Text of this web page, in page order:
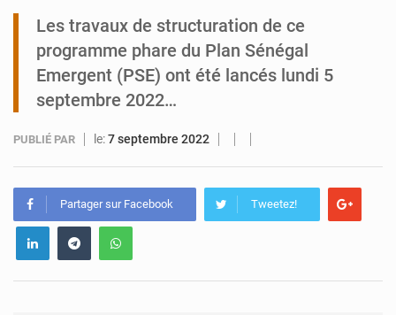
Les travaux de structuration de ce
programme phare du Plan Sénégal
Emergent (PSE) ont été lancés lundi 5
septembre 2022…
PUBLIÉ PAR le:7 septembre 2022
Partager sur Facebook Tweetez!